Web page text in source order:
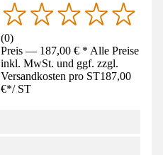
(0)
Preis — 187,00 € * Alle Preise
inkl. MwSt. und ggf. zzgl.
Versandkosten pro ST187,00
€*/ ST